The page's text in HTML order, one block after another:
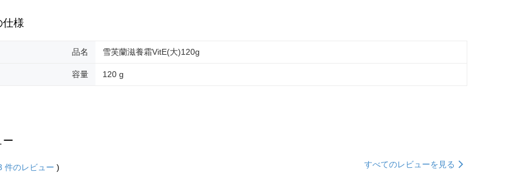
仕様
品名 雪芙蘭滋養霜VitE(大)120g
容量 120 g
ー
件のレビュー ) すべてのレビューを見る